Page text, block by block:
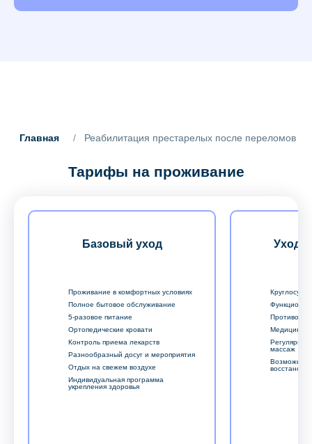
Главная / Реабилитация престарелых после переломов
Тарифы на проживание
Базовый уход
Проживание в комфортных условиях
Полное бытовое обслуживание
5-разовое питание
Ортопедические кровати
Контроль приема лекарств
Разнообразный досуг и мероприятия
Отдых на свежем воздухе
Индивидуальная программа
укрепления здоровья
Уход
массаж